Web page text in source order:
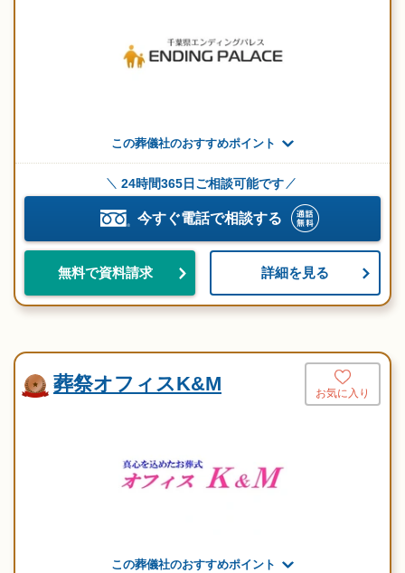
この葬儀社のおすすめポイント
24時間365日ご相談可能です
今すぐ電話で相談する
無料で資料請求 詳細を見る
葬祭オフィスK&M お気に入り
この葬儀社のおすすめポイント